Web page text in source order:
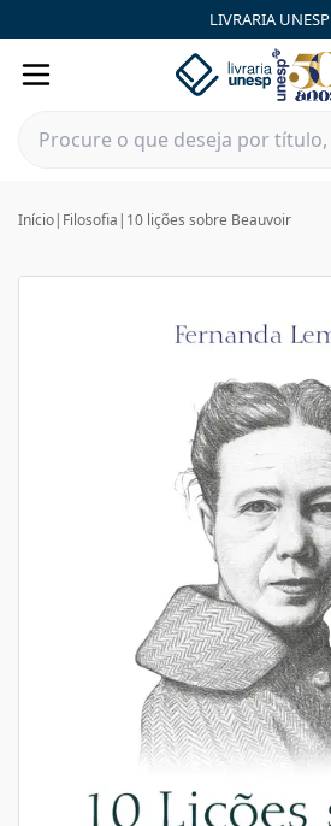
LIVRARIA UNESP
Início| Filosofia | 10 lições sobre Beauvoir